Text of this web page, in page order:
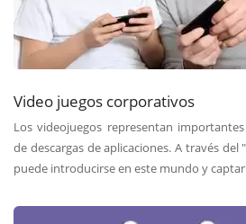
Video juegos corporativos
Los videojuegos representan
de descargas de aplicaciones. A través
puede introducirse en este mundo y